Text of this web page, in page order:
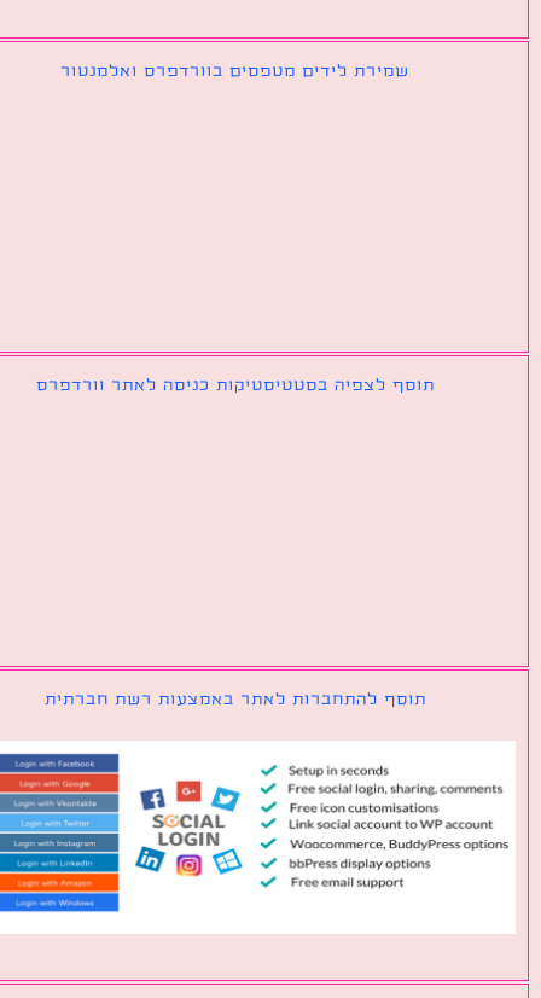
שמירת לידים מטפסים בוורדפרס ואלמנטור
תוסף לצפיה בסטטיסטיקות כניסה לאתר וורדפרס
תוסף להתחברות לאתר באמצעות רשת חברתית